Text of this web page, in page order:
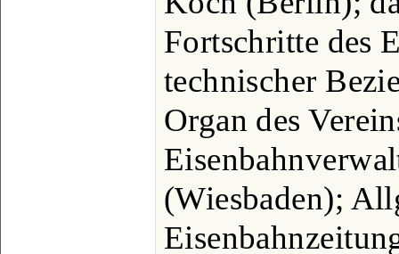
Fortschritte des
technischer
Organ des
(Wiesbaden);